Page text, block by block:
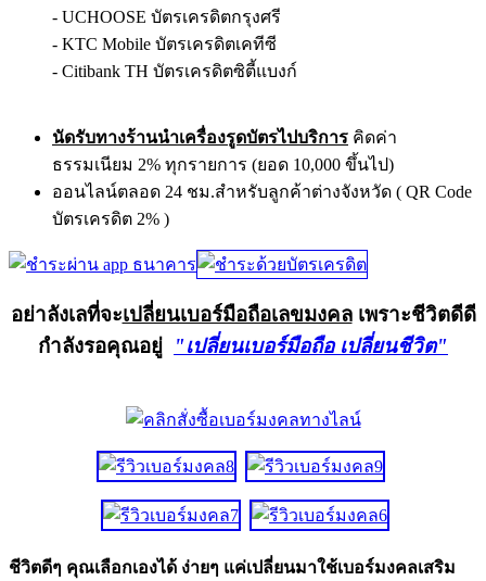
- UCHOOSE บัตรเครดิตกรุงศรี
- KTC Mobile บัตรเครดิตเคทีซี
- Citibank TH บัตรเครดิตซิตี้แบงก์
นัดรับทางร้านนำเครื่องรูดบัตรไปบริการ คิดค่า
ธรรมเนียม 2% ทุกรายการ (ยอด 10,000 ขึ้นไป)
ออนไลน์ตลอด 24 ชม.สำหรับลูกค้าต่างจังหวัด ( QR Code
บัตรเครดิต 2% )
อย่าลังเลที่จะเปลี่ยนเบอร์มือถือเลขมงคลเพราะชีวิตดีดี
กำลังรอคุณอยู่
"เปลี่ยนเบอร์มือถือ เปลี่ยนชีวิต"
ชีวิตดีๆ คุณเลือกเองได้ ง่ายๆ แค่เปลี่ยนมาใช้เบอร์มงคลเสริม